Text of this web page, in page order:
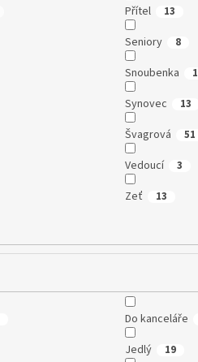
Přítel 13
Seniory 8
Snoubenka 1
Synovec 13
Švagrová 51
Vedoucí 3
Zeť 13
Do kanceláře
Jedlý 19